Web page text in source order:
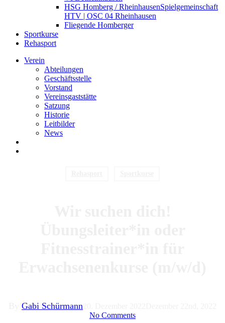
HSG Homberg / RheinhausenSpielgemeinschaft
HTV | OSC 04 Rheinhausen
Fliegende Homberger
Sportkurse
Rehasport
Verein
Abteilungen
Geschäftsstelle
Vorstand
Vereinsgaststätte
Satzung
Historie
Leitbilder
News
Gabi Schürmann
No Comments